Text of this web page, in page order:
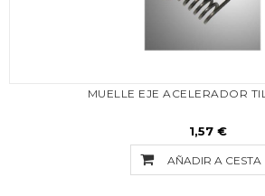
MUELLE EJE ACELERADOR
1,57 €
AÑADIR A CESTA